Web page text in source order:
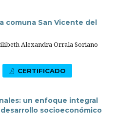
comuna San Vicente del
Alexandra Orrala Soriano
CERTIFICADO
un enfoque integral
socioeconómico